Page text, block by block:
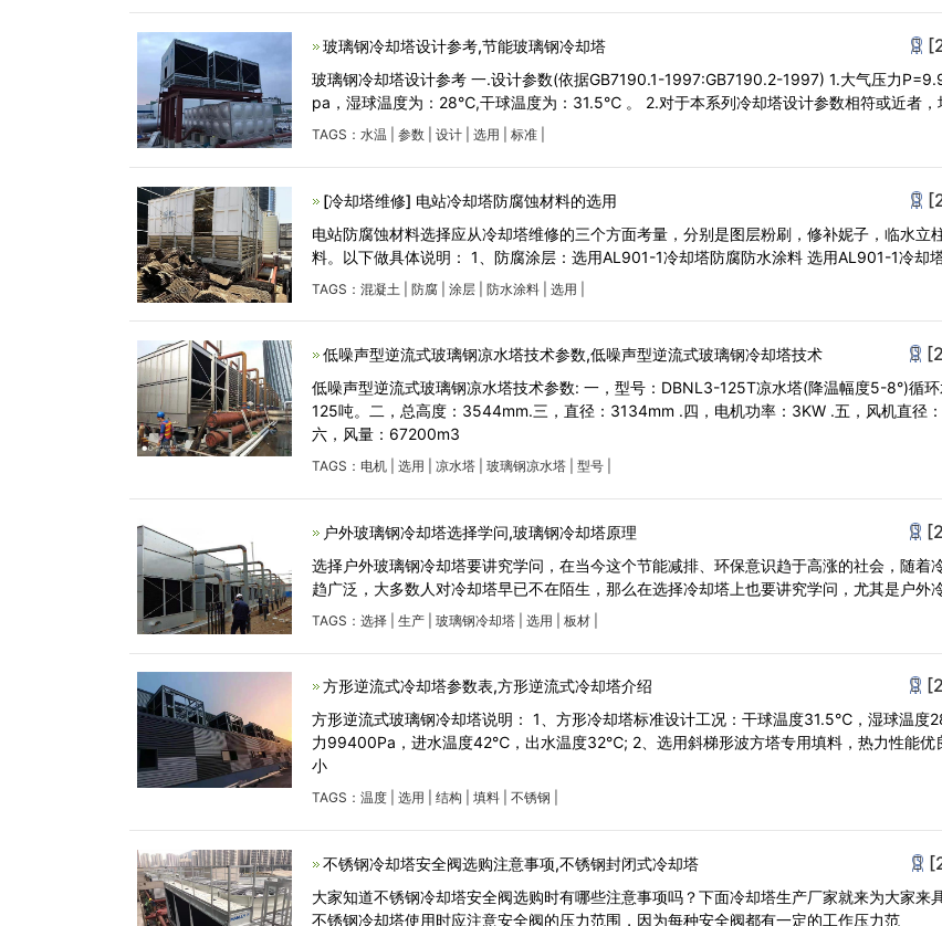
玻璃钢冷却塔设计参考,节能玻璃钢冷却塔
玻璃钢冷却塔设计参考 一.设计参数(依据GB7190.1-1997:GB7190.2-1997) 1.大气压力
pa，湿球温度为：28℃,干球温度为：31.5℃ 。 2.对于本系列冷却塔设计参数相符或近者，
TAGS： 水温 参数 设计 选用 标准
[冷却塔维修] 电站冷却塔防腐蚀材料的选用
电站防腐蚀材料选择应从冷却塔维修的三个方面考量，分别是图层粉刷，修补妮子，临水立
料。以下做具体说明： 1、防腐涂层：选用AL901-1冷却塔防腐防水涂料 选用AL901-1冷却
TAGS： 混凝土 防腐 涂层 防水涂料 选用
低噪声型逆流式玻璃钢凉水塔技术参数,低噪声型逆流式玻璃钢冷却塔技术
低噪声型逆流式玻璃钢凉水塔技术参数: 一，型号：DBNL3-125T凉水塔(降温幅度5-8°)循
125吨。二，总高度：3544mm.三，直径：3134mm .四，电机功率：3KW .五，风机直径
六，风量：67200m3
TAGS： 电机 选用 凉水塔 玻璃钢凉水塔 型号
户外玻璃钢冷却塔选择学问,玻璃钢冷却塔原理
选择户外玻璃钢冷却塔要讲究学问，在当今这个节能减排、环保意识趋于高涨的社会，随着
趋广泛，大多数人对冷却塔早已不在陌生，那么在选择冷却塔上也要讲究学问，尤其是户外
TAGS： 选择 生产 玻璃钢冷却塔 选用 板材
方形逆流式冷却塔参数表,方形逆流式冷却塔介绍
方形逆流式玻璃钢冷却塔说明： 1、方形冷却塔标准设计工况：干球温度31.5℃，湿球温
力99400Pa，进水温度42℃，出水温度32℃; 2、选用斜梯形波方塔专用填料，热力性能优
小
TAGS： 温度 选用 结构 填料 不锈钢
不锈钢冷却塔安全阀选购注意事项,不锈钢封闭式冷却塔
大家知道不锈钢冷却塔安全阀选购时有哪些注意事项吗？下面冷却塔生产厂家就来为大家来
不锈钢冷却塔使用时应注意安全阀的压力范围，因为每种安全阀都有一定的工作压力范